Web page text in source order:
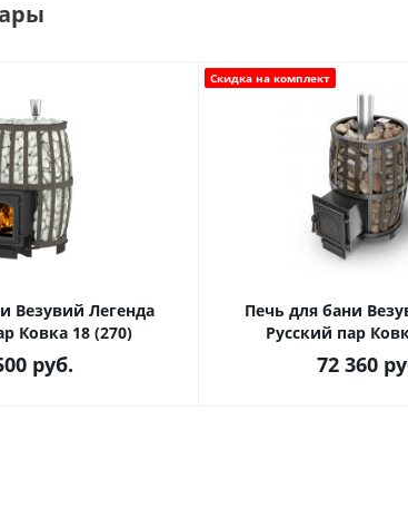
Везувий Легенда
Ковка 18 (270)
руб.
Скидка на комплект
Печь для бани
Русский пар
72 360